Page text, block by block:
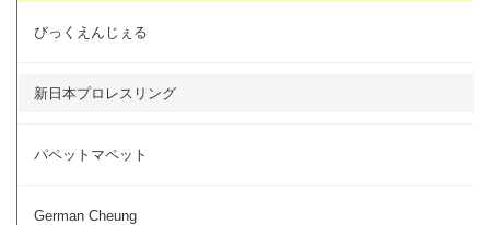
びっくえんじぇる
新日本プロレスリング
パペットマペット
German Cheung